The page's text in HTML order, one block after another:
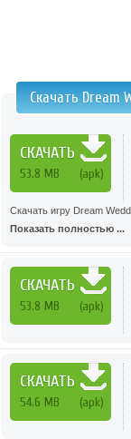
Скачать Dream
СКАЧАТЬ
53.8 MB (apk)
Скачать игру Dream
Показать полностью ...
СКАЧАТЬ
53.8 MB (apk)
СКАЧАТЬ
54.6 MB (apk)